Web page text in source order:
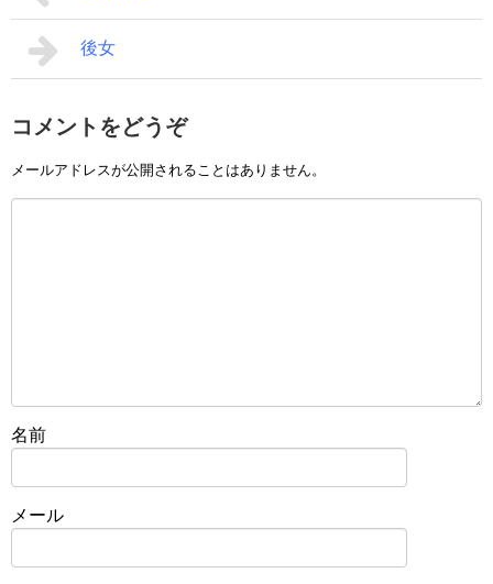
後女
コメントをどうぞ
メールアドレスが公開されることはありません。
名前
メール